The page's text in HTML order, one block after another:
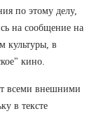
по этому делу,
на сообщение на
культуры, в
кино.
всеми внешними
в тексте